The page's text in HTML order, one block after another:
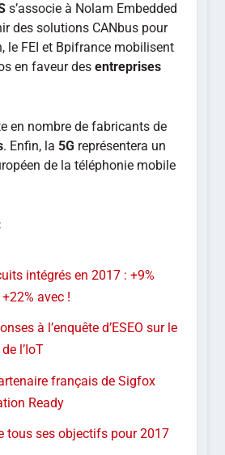
s’associe à Nolam Embedded
des solutions CANbus pour
le FEI et Bpifrance mobilisent
en faveur desentreprises
en nombre de fabricants de
. Enfin, la 5G représentera un
de la téléphonie mobile
intégrés en 2017 : +9%
avec !
à l’enquête d’ESEO sur le
l’IoT
français de Sigfox
Ready
tous ses objectifs pour 2017